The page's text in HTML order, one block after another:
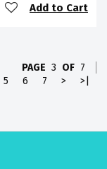
Add to Cart
PAGE 3 OF 7
5 6 7 > >|